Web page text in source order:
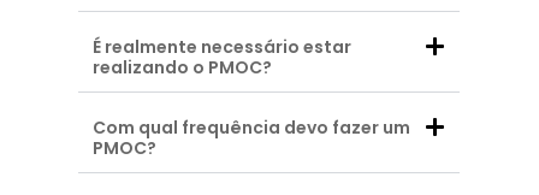
É realmente necessário estar
realizando o PMOC?
Com qual frequência devo fazer um
PMOC?